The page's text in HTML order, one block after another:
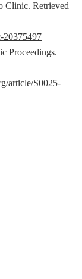
Clinic. Retrieved
20375497
Proceedings.
article/S0025-